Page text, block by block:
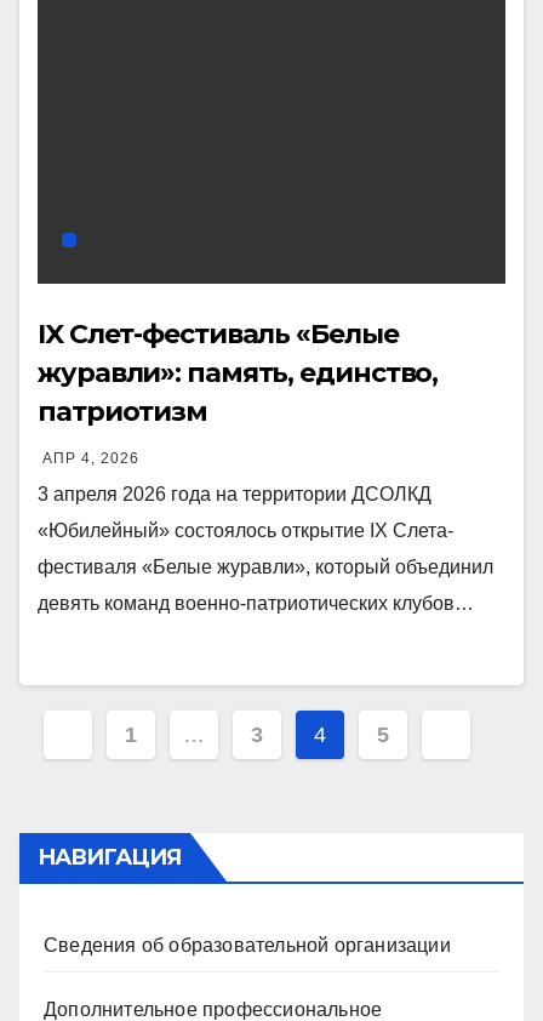
IX Слет-фестиваль «Белые
журавли»: память, единство,
патриотизм
АПР 4, 2026
3 апреля 2026 года на территории ДСОЛКД
«Юбилейный» состоялось открытие IX Слета-
фестиваля «Белые журавли», который объединил
девять команд военно-патриотических клубов…
Навигация
записям
1 … 3 4 5
НАВИГАЦИЯ
Сведения об образовательной организации
Дополнительное профессиональное